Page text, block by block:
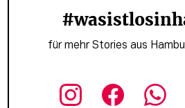
für mehr Stories aus